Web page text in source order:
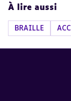
À lire aussi
BRAILLE